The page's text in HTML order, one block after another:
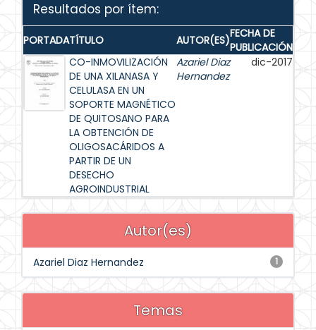
Resultados por ítem:
PORTADATÍTULO AUTOR(ES)FECHA DE
PUBLICACIÓN
CO-INMOVILIZACIÓN
DE UNA XILANASA Y
CELULASA EN UN
SOPORTE MAGNÉTICO
DE QUITOSANO PARA
LA OBTENCIÓN DE
OLIGOSACÁRIDOS A
PARTIR DE UN
DESECHO
AGROINDUSTRIAL
Azariel Diaz
Hernandez
dic-2017
Autor(es)
1
Azariel Diaz Hernandez
Temas